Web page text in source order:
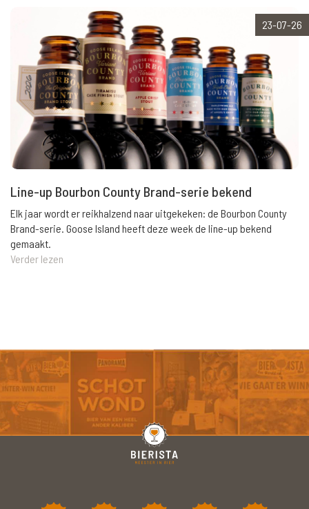
23-07-26
Line-up Bourbon County Brand-serie bekend
Elk jaar wordt er reikhalzend naar uitgekeken: de Bourbon County
Brand-serie. Goose Island heeft deze week de line-up bekend
gemaakt.
Verder lezen